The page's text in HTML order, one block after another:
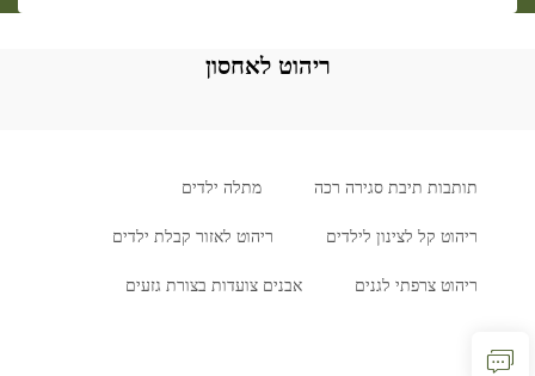
ריהוט לאחסון
תותבות תיבת סגירה רכה מתלה ילדים
ריהוט קל לצינון לילדים ריהוט לאזור קבלת ילדים
ריהוט צרפתי לגנים אבנים צועדות בצורת גזעים